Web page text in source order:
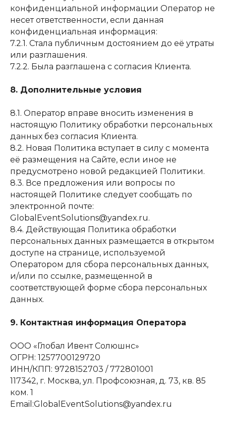
конфиденциальной информации Оператор не
несет ответственности, если данная
конфиденциальная информация:
7.2.1. Стала публичным достоянием до её утраты
или разглашения.
7.2.2. Была разглашена с согласия Клиента.
8. Дополнительные условия
8.1. Оператор вправе вносить изменения в
настоящую Политику обработки персональных
данных без согласия Клиента.
8.2. Новая Политика вступает в силу с момента
её размещения на Сайте, если иное не
предусмотрено новой редакцией Политики.
8.3. Все предложения или вопросы по
настоящей Политике следует сообщать по
электронной почте:
GlobalEventSolutions@yandex.ru.
8.4. Действующая Политика обработки
персональных данных размещается в открытом
доступе на странице, используемой
Оператором для сбора персональных данных,
и/или по ссылке, размещенной в
соответствующей форме сбора персональных
данных.
9. Контактная информация Оператора
ООО «Глобал Ивент Солюшнс»
ОГРН: 1257700129720
ИНН/КПП: 9728152703 / 772801001
117342, г. Москва, ул. Профсоюзная, д. 73, кв. 85
ком. 1
Email:GlobalEventSolutions@yandex.ru
Политика конфиденциальности
Договор оферты
Согласие на обработку персональных данных